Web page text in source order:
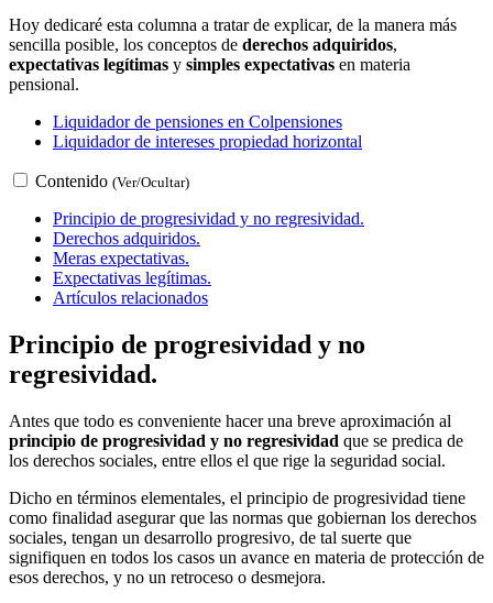
Hoy dedicaré esta columna a tratar de explicar, de la manera más
sencilla posible, los conceptos de derechos adquiridos,
expectativas legítimas y simples expectativas en materia
pensional.
Liquidador de pensiones en Colpensiones
Liquidador de intereses propiedad horizontal
Contenido (Ver/Ocultar)
Principio de progresividad y no regresividad.
Derechos adquiridos.
Meras expectativas.
Expectativas legítimas.
Artículos relacionados
Principio de progresividad y no
regresividad.
Antes que todo es conveniente hacer una breve aproximación al
principio de progresividad y no regresividad que se predica de
los derechos sociales, entre ellos el que rige la seguridad social.
Dicho en términos elementales, el principio de progresividad tiene
como finalidad asegurar que las normas que gobiernan los derechos
sociales, tengan un desarrollo progresivo, de tal suerte que
signifiquen en todos los casos un avance en materia de protección de
esos derechos, y no un retroceso o desmejora.